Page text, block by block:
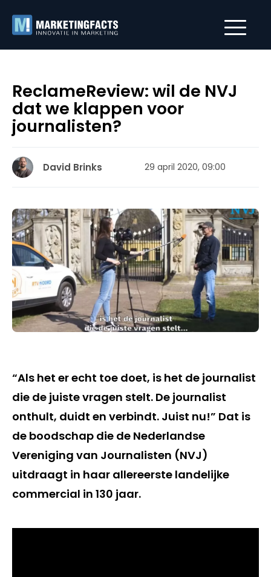
ReclameReview: wil de NVJ
dat we klappen voor
journalisten?
David Brinks 29 april 2020, 09:00
“Als het er echt toe doet, is het de journalist
die de juiste vragen stelt. De journalist
onthult, duidt en verbindt. Juist nu!” Dat is
de boodschap die de Nederlandse
Vereniging van Journalisten (NVJ)
uitdraagt in haar allereerste landelijke
commercial in 130 jaar.